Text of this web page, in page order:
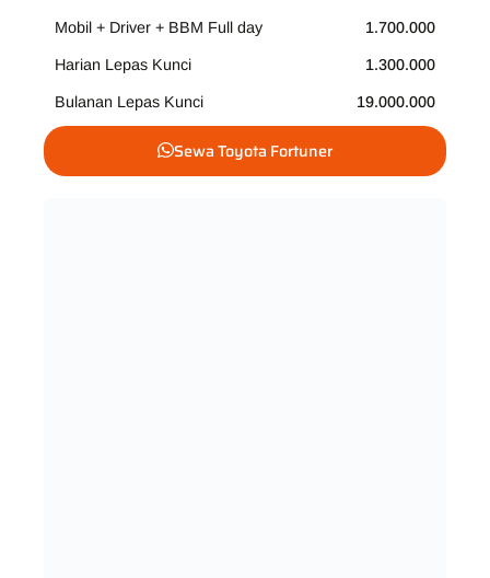
Mobil + Driver + BBM Full day 1.700.000
Harian Lepas Kunci 1.300.000
Bulanan Lepas Kunci 19.000.000
Sewa Toyota Fortuner